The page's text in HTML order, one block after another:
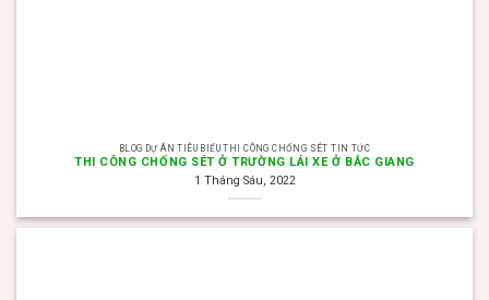
BLOG DỰ ÁN TIÊU BIỂU THI CÔNG CHỐNG SÉT TIN TỨC
THI CÔNG CHỐNG SÉT Ở TRƯỜNG LÁI XE Ở BẮC GIANG
1 Tháng Sáu, 2022